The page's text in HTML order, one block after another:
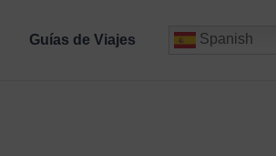
Guías de Viajes Spanish